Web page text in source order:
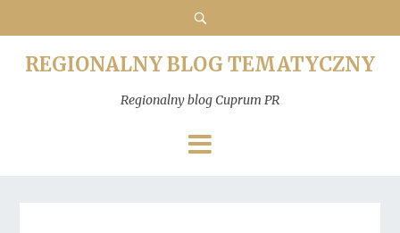
REGIONALNY BLOG TEMATYCZNY
Regionalny blog Cuprum PR